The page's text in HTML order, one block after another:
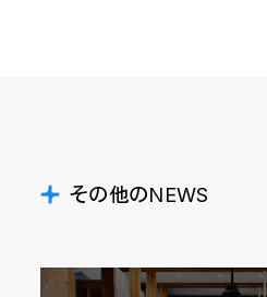
その他のNEWS